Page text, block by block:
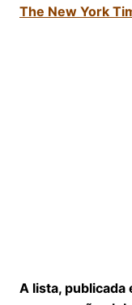
The New York
A lista, publicada